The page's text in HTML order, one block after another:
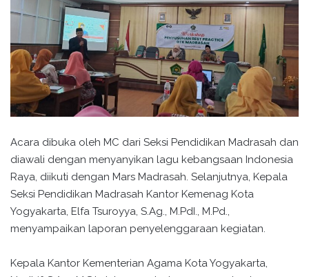
Acara dibuka oleh MC dari Seksi Pendidikan Madrasah dan
diawali dengan menyanyikan lagu kebangsaan Indonesia
Raya, diikuti dengan Mars Madrasah. Selanjutnya, Kepala
Seksi Pendidikan Madrasah Kantor Kemenag Kota
Yogyakarta, Elfa Tsuroyya, S.Ag., M.PdI., M.Pd.,
menyampaikan laporan penyelenggaraan kegiatan.
Kepala Kantor Kementerian Agama Kota Yogyakarta,